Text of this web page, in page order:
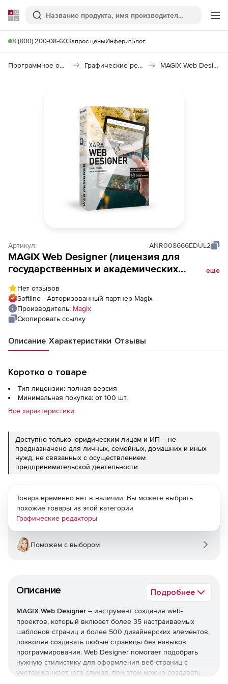
Softline
Поиск
8 (800) 200-08-60Запрос ценыИнферитБлог
Программное обеспечение для графики и дизайна Графические редакторы MAGIX Web Designer
Артикул: ANR008666EDUL2
MAGIX Web Designer (лицензия для
государственных и академических
еще
Нет отзывов
Softline - Авторизованный партнер Magix
Производитель: Magix
Скопировать ссылку
Описание Характеристики Отзывы
Коротко о товаре
Тип лицензии: полная версия
Минимальная покупка: от 100 шт.
Все характеристики
Доступно только юридическим лицам и ИП – не
предназначено для личных, семейных, домашних и иных
нужд, не связанных с осуществлением
предпринимательской деятельности
Описание Подробнее
MAGIX Web Designer – инструмент создания web-
проектов, который вклюает более 35 настраиваемых
шаблонов страниц и более 500 дизайнерских элементов,
позволяя создавать любые страницы без навыков
программирования. Web Designer помогает подобрать
нужную стилистику для оформления веб-страниц с
учетом конкретного случая, при этом можно создавать
Товара временно нет в наличии. Вы можете выбрать
похожие товары из этой категории
Графические редакторы
Поможем с выбором